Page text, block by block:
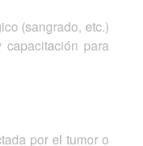
(sangrado, etc.)
capacitación para
por el tumor o